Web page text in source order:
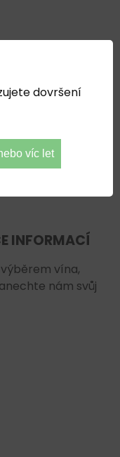
mladším 18
MÍSTO E-
INFORMACÍ
vína,
nám svůj
dovršení
víc let